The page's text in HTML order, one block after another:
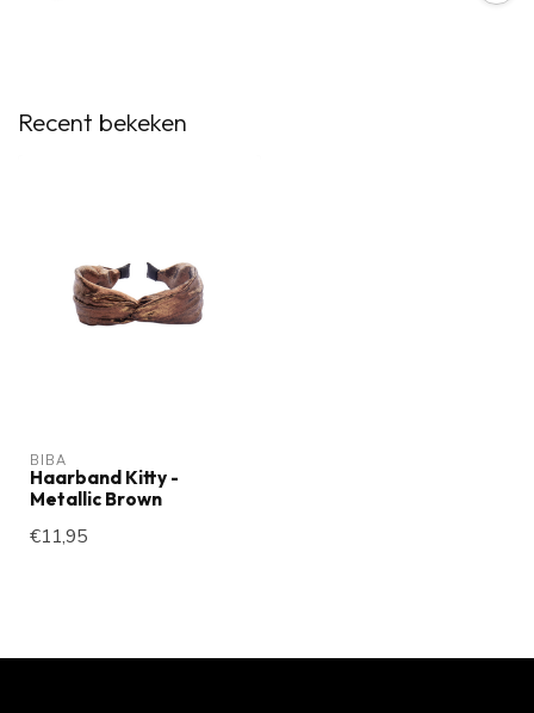
Recent bekeken
BIBA
Haarband Kitty -
Metallic Brown
€11,95